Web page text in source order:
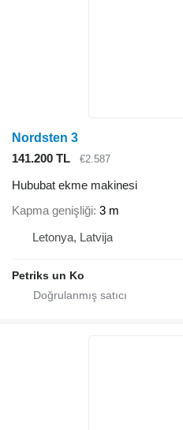
Nordsten 3
141.200 TL
€2.587
Hububat ekme makinesi
Kapma genişliği 3 m
Letonya, Latvija
Petriks un Ko